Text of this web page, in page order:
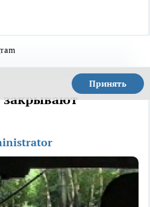
Принять
закрывают